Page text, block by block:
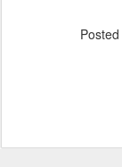
Posted